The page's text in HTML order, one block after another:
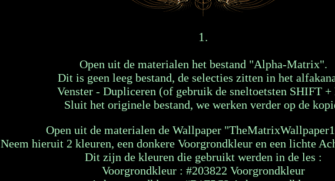
1.
Open uit de materialen het bestand "Alpha-Matrix".
Dit is geen leeg bestand, de selecties zitten in het
Venster - Dupliceren (of gebruik de sneltoetsten SHIFT +
Sluit het originele bestand, we werken verder op de
Open uit de materialen de Wallpaper
Neem hieruit 2 kleuren, een donkere Voorgrondkleur en een lichte
Dit zijn de kleuren die gebruikt werden in de les :
Voorgrondkleur : #203822 Voorgrondkleur